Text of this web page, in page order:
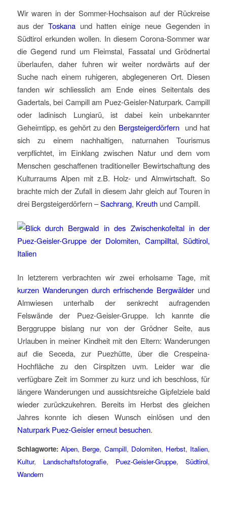
Wir waren in der Sommer-Hochsaison auf der Rückreise
aus derToskana und hatten einige neue Gegenden in
Südtirol erkunden wollen. In diesem Corona-Sommer war
die Gegend rund um Fleimstal, Fassatal und Grödnertal
überlaufen, daher fuhren wir weiter nordwärts auf der
Suche nach einem ruhigeren, abglegeneren Ort. Diesen
fanden wir schliesslich am Ende eines Seitentals des
Gadertals, bei Campill am Puez-Geisler-Naturpark. Campill
oder ladinisch Lungiarü, ist dabei kein unbekannter
Geheimtipp, es gehört zu den Bergsteigerdörfernund hat
sich zu einem nachhaltigen, naturnahen Tourismus
verpflichtet, im Einklang zwischen Natur und dem vom
Menschen geschaffenen traditioneller Bewirtschaftung des
Kulturraums Alpen mit z.B. Holz- und Almwirtschaft. So
brachte mich der Zufall in diesem Jahr gleich auf Touren in
drei Bergsteigerdörfern –Sachrang, Kreuthund Campill.
In letzterem verbrachten wir zwei erholsame Tage, mit
kurzen Wanderungen durch erfrischende Bergwälder und
Almwiesen unterhalb der senkrecht aufragenden
Felswände der Puez-Geisler-Gruppe. Ich kannte die
Berggruppe bislang nur von der Grödner Seite, aus
Urlauben in meiner Kindheit mit den Eltern: Wanderungen
auf die Seceda, zur Puezhütte, über die Crespeina-
Hochfläche zu den Cirspitzen uvm. Leider war die
verfügbare Zeit im Sommer zu kurz und ich beschloss, für
längere Wanderungen und aussichtsreiche Gipfelziele bald
wieder zurückzukehren. Bereits im Herbst des gleichen
Jahres konnte ich diesen Wunsch einlösen und den
Naturpark Puez-Geisler erneut besuchen.
Schlagworte: Alpen, Berge, Campill, Dolomiten, Herbst, Italien,
Kultur, Landschaftsfotografie, Puez-Geisler-Gruppe,Südtirol,
Wandern